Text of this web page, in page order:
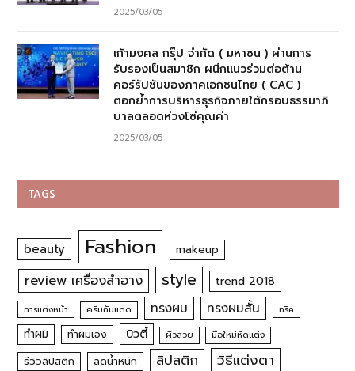
2025/03/05
เก้ามงคล กรุ๊ป จำกัด ( มหาชน ) ผ่านการ
รับรองเป็นสมาชิก ผนึกแนวร่วมต่อต้าน
คอร์รัปชันของภาคเอกชนไทย ( CAC )
ตอกย้ำการบริหารธุรกิจภายใต้กรอบธรรมาภิ
บาลตลอดห่วงโซ่คุณค่า
2025/03/05
TAGS
beauty Fashion makeup
review เครื่องสำอาง style trend 2018
การแต่งหน้า ครีมกันแดด ทรงผม ทรงผมสั้น ทริค
ทำผม ทำผมเอง บิวตี้ ผิวสวย มือใหม่หัดแต่ง
รีวิวลิปสติก ลดน้ำหนัก ลิปสติก
วิธีแต่งตา